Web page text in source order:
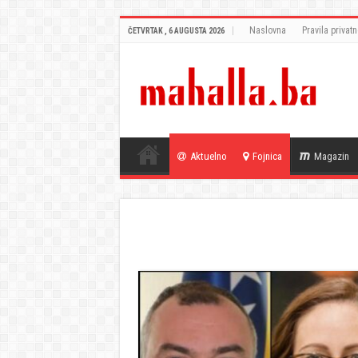
ČETVRTAK , 6 AUGUSTA 2026 Naslovna Pravila
Aktuelno Fojnica Magazin